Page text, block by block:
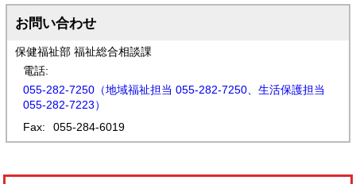
お問い合わせ
保健福祉部 福祉総合相談課
電話:
055-282-7250（地域福祉担当 055-282-7250、生活保護担当
055-282-7223）
Fax:
055-284-6019